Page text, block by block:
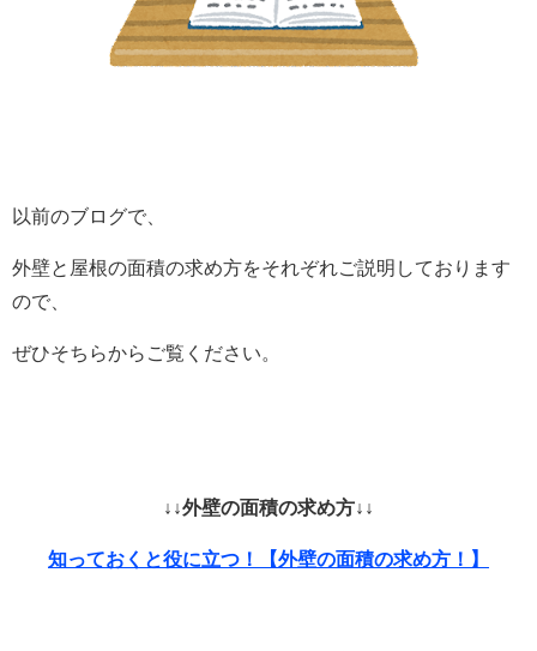
以前のブログで、
外壁と屋根の面積の求め方をそれぞれご説明しております
ので、
ぜひそちらからご覧ください。
↓↓外壁の面積の求め方↓↓
知っておくと役に立つ！【外壁の面積の求め方！】